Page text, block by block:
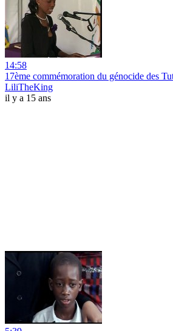
14:58
17ème commémoration du génocide des
LiliTheKing
il y a 15 ans